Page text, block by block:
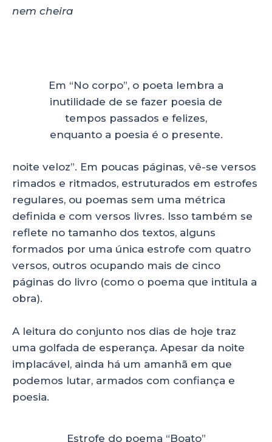
nem cheira
Em “No corpo”, o poeta lembra a
inutilidade de se fazer poesia de
tempos passados e felizes,
enquanto a poesia é o presente.
noite veloz”. Em poucas páginas, vê-se versos
rimados e ritmados, estruturados em estrofes
regulares, ou poemas sem uma métrica
definida e com versos livres. Isso também se
reflete no tamanho dos textos, alguns
formados por uma única estrofe com quatro
versos, outros ocupando mais de cinco
páginas do livro (como o poema que intitula a
obra).
A leitura do conjunto nos dias de hoje traz
uma golfada de esperança. Apesar da noite
implacável, ainda há um amanhã em que
podemos lutar, armados com confiança e
poesia.
Estrofe do poema “Boato”